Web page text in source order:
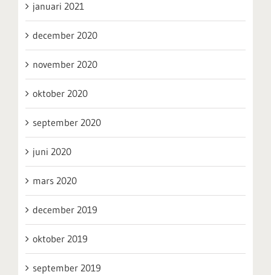
januari 2021
december 2020
november 2020
oktober 2020
september 2020
juni 2020
mars 2020
december 2019
oktober 2019
september 2019